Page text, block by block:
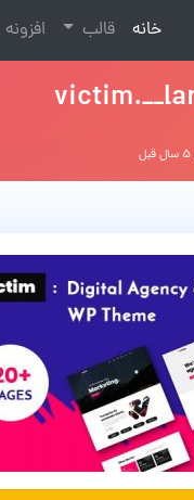
خانه
(current) قالب افزونه